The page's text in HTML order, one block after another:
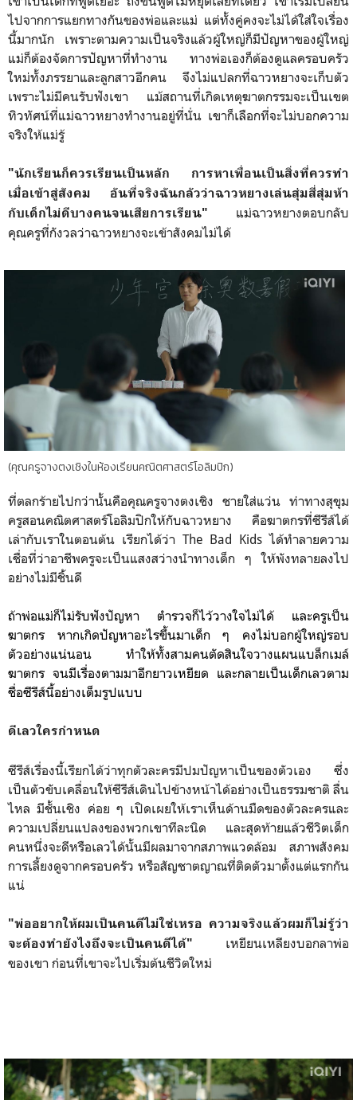
ไปจากการแยกทางกันของพ่อและแม่ แต่ทั้งคู่คงจะไม่ได้ใส่ใจเรื่อง
นี้มากนัก เพราะตามความเป็นจริงแล้วผู้ใหญ่ก็มีปัญหาของผู้ใหญ่
แม่ก็ต้องจัดการปัญหาที่ทำงาน ทางพ่อเองก็ต้องดูแลครอบครัว
ใหม่ทั้งภรรยาและลูกสาวอีกคน จึงไม่แปลกที่ฉาวหยางจะเก็บตัว
เพราะไม่มีคนรับฟังเขา แม้สถานที่เกิดเหตุฆาตกรรมจะเป็นเขต
ทิวทัศน์ที่แม่ฉาวหยางทำงานอยู่ที่นั่น เขาก็เลือกที่จะไม่บอกความ
จริงให้แม่รู้
"นักเรียนก็ควรเรียนเป็นหลัก การหาเพื่อนเป็นสิ่งที่ควรทำ
เมื่อเข้าสู่สังคม อันที่จริงฉันกลัวว่าฉาวหยางเล่นสุ่มสี่สุ่มห้า
กับเด็กไม่ดีบางคนจนเสียการเรียน" แม่ฉาวหยางตอบกลับ
คุณครูที่กังวลว่าฉาวหยางจะเข้าสังคมไม่ได้
(คุณครูจางตงเชิงในห้องเรียนคณิตศาสตร์โอลิมปิก)
ที่ตลกร้ายไปกว่านั้นคือคุณครูจางตงเชิง ชายใส่แว่น ท่าทางสุขุม
ครูสอนคณิตศาสตร์โอลิมปิกให้กับฉาวหยาง คือฆาตกรที่ซีรีส์ได้
เล่ากับเราในตอนต้น เรียกได้ว่า The Bad Kids ได้ทำลายความ
เชื่อที่ว่าอาชีพครูจะเป็นแสงสว่างนำทางเด็ก ๆ ให้พังทลายลงไป
อย่างไม่มีชิ้นดี
ถ้าพ่อแม่ก็ไม่รับฟังปัญหา ตำรวจก็ไว้วางใจไม่ได้ และครูเป็น
ฆาตกร
หากเกิดปัญหาอะไรขึ้นมาเด็ก ๆ คงไม่บอกผู้ใหญ่รอบ
ตัวอย่างแน่นอน ทำให้ทั้งสามคนตัดสินใจวางแผนแบล็กเมล์
ฆาตกร จนมีเรื่องตามมาอีกยาวเหยียด และกลายเป็นเด็กเลวตาม
ชื่อซีรีส์นี้อย่างเต็มรูปแบบ
ดีเลวใครกำหนด
ซีรีส์เรื่องนี้เรียกได้ว่าทุกตัวละครมีปมปัญหาเป็นของตัวเอง ซึ่ง
เป็นตัวขับเคลื่อนให้ซีรีส์เดินไปข้างหน้าได้อย่างเป็นธรรมชาติ ลื่น
ไหล มีชั้นเชิง ค่อย ๆ เปิดเผยให้เราเห็นด้านมืดของตัวละครและ
ความเปลี่ยนแปลงของพวกเขาทีละนิด และสุดท้ายแล้วชีวิตเด็ก
คนหนึ่งจะดีหรือเลวได้นั้นมีผลมาจากสภาพแวดล้อม สภาพสังคม
การเลี้ยงดูจากครอบครัว หรือสัญชาตญาณที่ติดตัวมาตั้งแต่แรกกัน
แน่
"พ่ออยากให้ผมเป็นคนดีไม่ใช่เหรอ ความจริงแล้วผมก็ไม่รู้ว่า
จะต้องทำยังไงถึงจะเป็นคนดีได้" เหยียนเหลียงบอกลาพ่อ
ของเขา ก่อนที่เขาจะไปเริ่มต้นชีวิตใหม่